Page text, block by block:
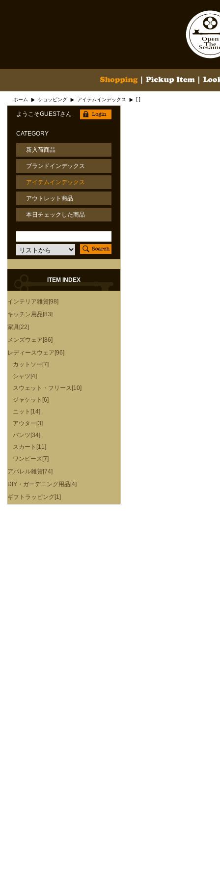
ホーム ショッピング アイテムインデックス [ ]
ようこそGUESTさん
CATEGORY
新入荷商品
ブランドインデックス
アイテムインデックス
アウトレット商品
本日チェックした商品
ITEM INDEX
インテリア雑貨[98]
キッチン用品[83]
家具[22]
メンズウェア[86]
レディースウェア[96]
カットソー[7]
シャツ[4]
スウェット・フリース[10]
ジャケット[6]
ニット[14]
アウター[3]
パンツ[34]
スカート[11]
ワンピース[7]
アパレル雑貨[74]
DIY・ガーデニング用品[4]
ギフトラッピング[1]